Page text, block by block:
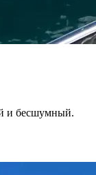
и бесшумный.